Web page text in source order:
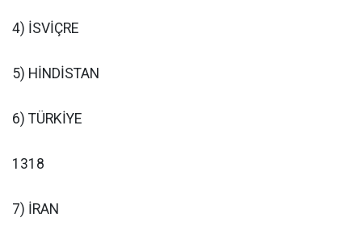
4) İSVİÇRE
5) HİNDİSTAN
6) TÜRKİYE
1318
7) İRAN